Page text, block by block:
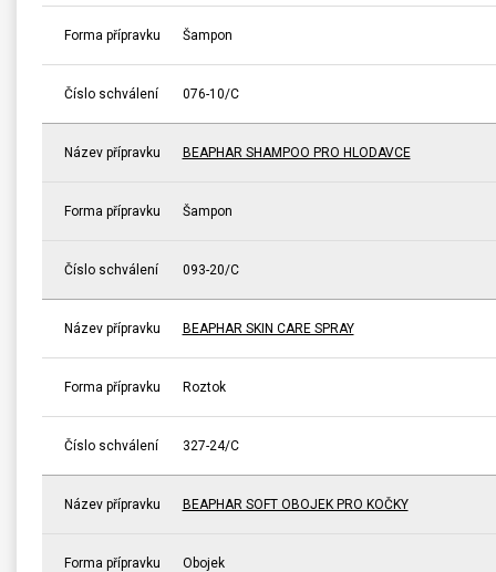
Forma přípravku Šampon
Číslo schválení 076-10/C
Název přípravku BEAPHAR SHAMPOO PRO HLODAVCE
Forma přípravku Šampon
Číslo schválení 093-20/C
Název přípravku BEAPHAR SKIN CARE SPRAY
Forma přípravku Roztok
Číslo schválení 327-24/C
Název přípravku BEAPHAR SOFT OBOJEK PRO KOČKY
Forma přípravku Obojek